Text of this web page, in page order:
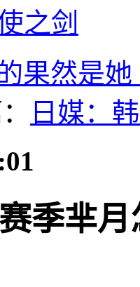
之剑
果然是
日媒：
季芈